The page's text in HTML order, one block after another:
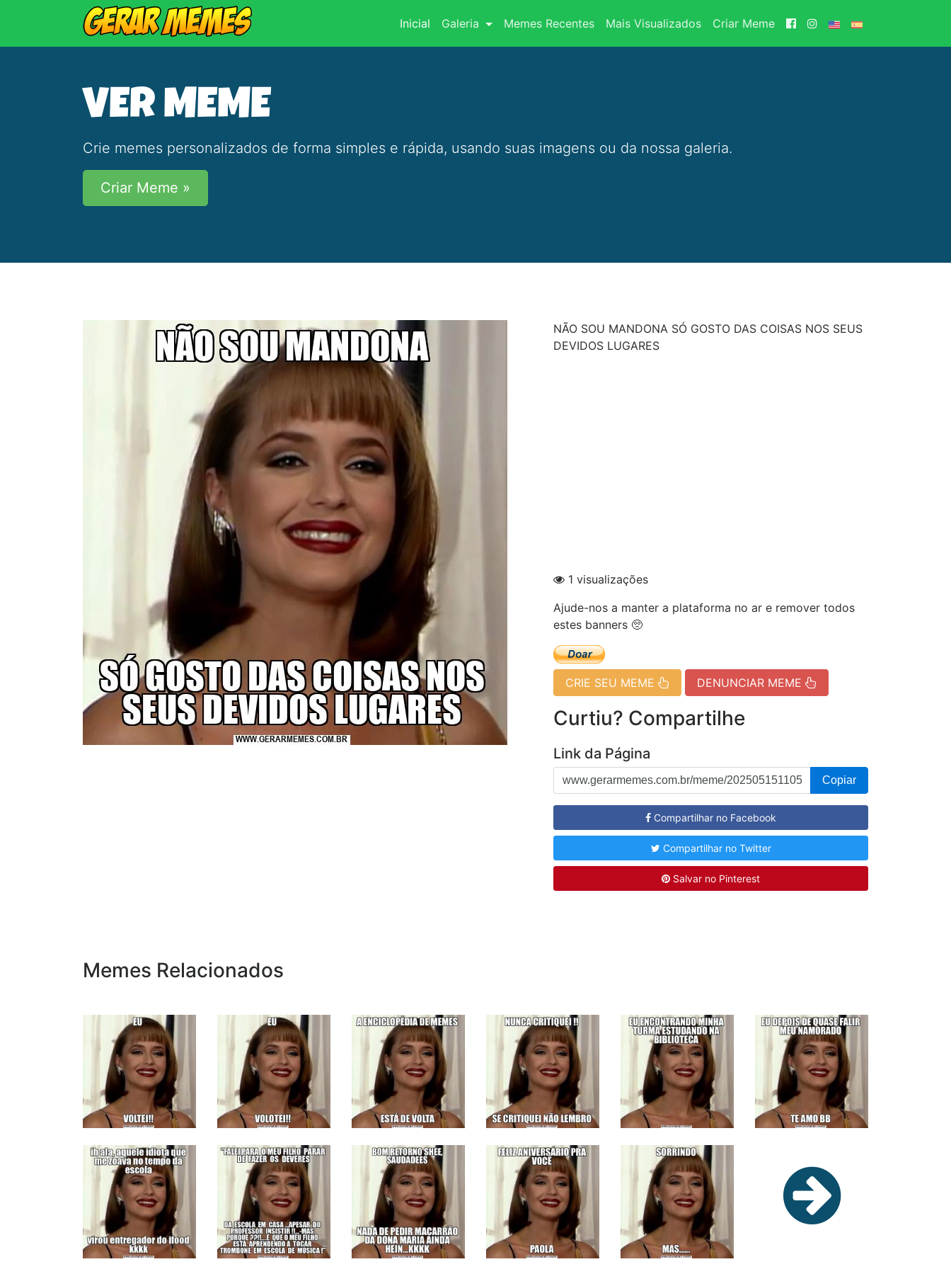
Inicial(current)
Galeria Memes Recentes Mais Visualizados Criar Meme
VER MEME
Crie memes personalizados de forma simples e rápida, usando suas imagens ou da nossa galeria.
Criar Meme »
NÃO SOU MANDONA SÓ GOSTO DAS COISAS NOS SEUS
DEVIDOS LUGARES
1 visualizações
Ajude-nos a manter a plataforma no ar e remover todos
estes banners 🥺
CRIE SEU MEME DENUNCIAR MEME
Curtiu? Compartilhe
Link da Página
Copiar
Compartilhar no Facebook
Compartilhar no Twitter
Salvar no Pinterest
Memes Relacionados